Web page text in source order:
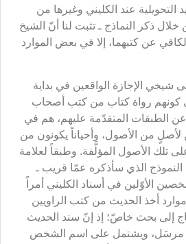
التحويلية عند الكليني وغيرها من
ذكر النماذج ـ تثبت لنا أنّ الشيخ
عن كتبهما، إلا في بعض الموارد
شيخي الإجازة الواقعين في بداية
كونهم رواة كتاب من كتب أصحاب
عن الطبقات المتقدّمة عليهم، هم في
لأصلٍ من الأصول، وأحياناً يكونون من
تلك الأصول المؤلَّفة. وطبقاً لعلامة
الذي سأذكره عمّا قريب ـ
الأوّلين في أسناد الكليني أمراً
أخذ الحديث من كتب الراويين
إلى بحث خاصّ؛ إذ إنّ سند الحديث
مرسَل، ويشتمل على اسم الشخص